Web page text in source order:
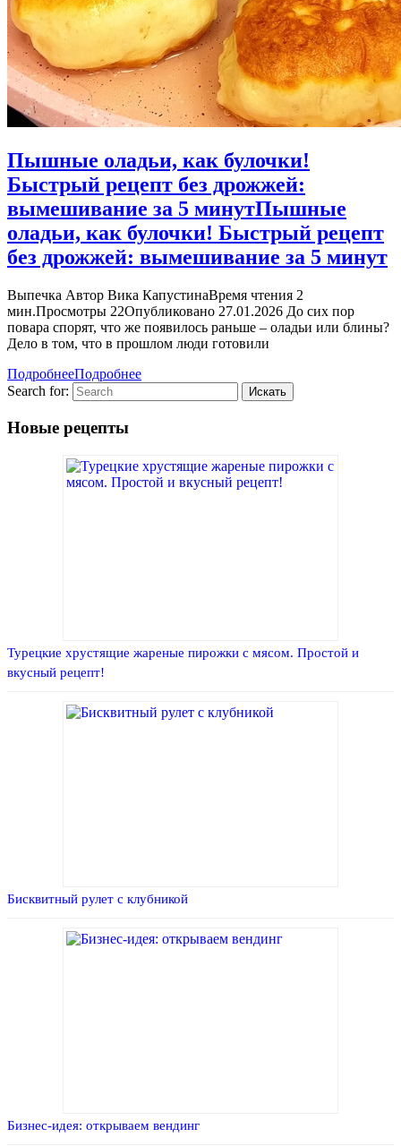
Пышные оладьи, как булочки!
Быстрый рецепт без дрожжей:
вымешивание за 5 минутПышные
оладьи, как булочки! Быстрый рецепт
без дрожжей: вымешивание за 5 минут
Выпечка Автор Вика КапустинаВремя чтения 2
мин.Просмотры 22Опубликовано 27.01.2026 До сих пор
повара спорят, что же появилось раньше – оладьи или блины?
Дело в том, что в прошлом люди готовили
ПодробнееПодробнее
Search for:
Новые рецепты
Турецкие хрустящие жареные пирожки с мясом. Простой и
вкусный рецепт!
Бисквитный рулет с клубникой
Бизнес-идея: открываем вендинг